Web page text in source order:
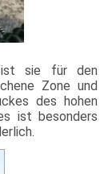
ist sie für den
Zone und
des hohen
ist besonders